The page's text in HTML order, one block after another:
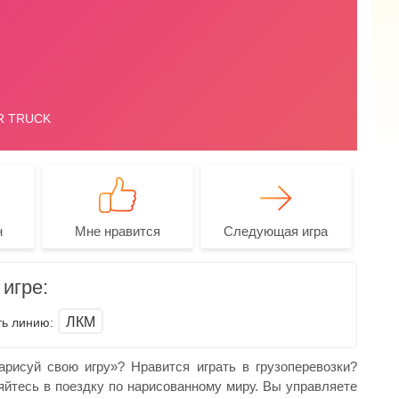
Мне нравится Следующая игра
линию: ЛКМ
свою игру»? Нравится играть в грузоперевозки?
в поездку по нарисованному миру. Вы управляете